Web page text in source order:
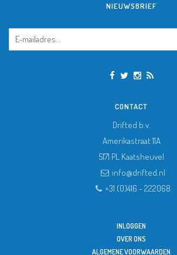
NIEUWSBRIEF
CONTACT
Drifted b.v.
Amerikastraat 11A
5171 PL Kaatsheuvel
info@drifted.nl
+31 (0)416 - 222068
INLOGGEN
OVER ONS
ALGEMENE VOORWAARDEN